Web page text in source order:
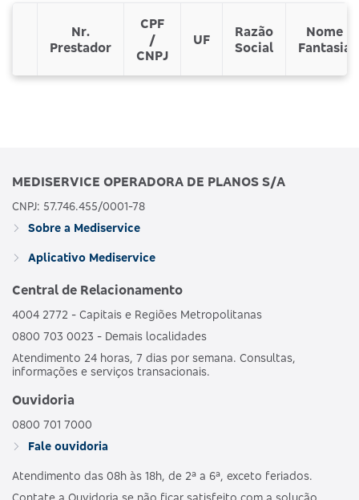
Nr.
Prestador
CPF
/
CNPJ
UF
Razão
Social
Nome
Fantasia
MEDISERVICE OPERADORA DE PLANOS S/A
CNPJ: 57.746.455/0001-78
Sobre a Mediservice
Aplicativo Mediservice
Central de Relacionamento
4004 2772 - Capitais e Regiões Metropolitanas
0800 703 0023 - Demais localidades
Atendimento 24 horas, 7 dias por semana. Consultas,
informações e serviços transacionais.
Ouvidoria
0800 701 7000
Fale ouvidoria
Atendimento das 08h às 18h, de 2ª a 6ª, exceto feriados.
Contate a Ouvidoria se não ficar satisfeito com a solução